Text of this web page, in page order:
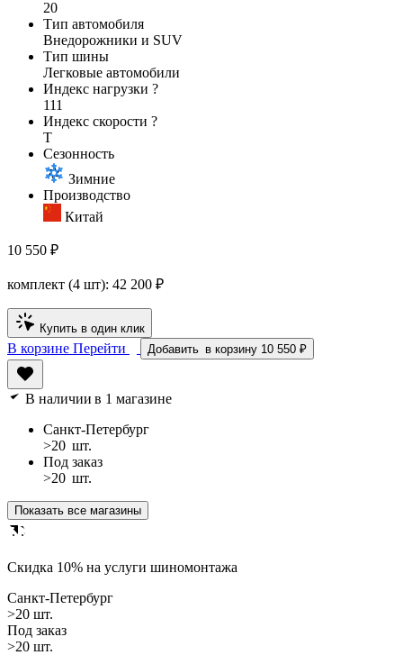
20
Тип автомобиля
Внедорожники и SUV
Тип шины
Легковые автомобили
Индекс нагрузки ?
111
Индекс скорости ?
T
Сезонность
Зимние
Производство
Китай
10 550 ₽
комплект (4 шт): 42 200 ₽
Купить в один клик
В корзине Перейти Добавить в корзину 10 550 ₽
В наличии в 1 магазине
Санкт-Петербург
>20 шт.
Под заказ
>20 шт.
Показать все магазины
Cкидка 10% на услуги шиномонтажа
Санкт-Петербург
>20 шт.
Под заказ
>20 шт.